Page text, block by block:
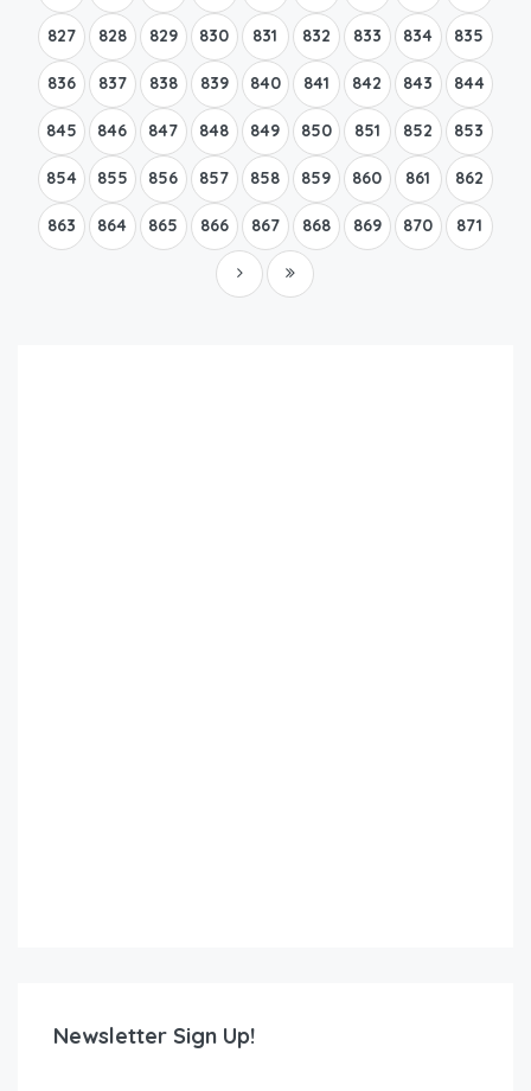
827 828 829 830 831 832 833 834 835
836 837 838 839 840 841 842 843 844
845 846 847 848 849 850 851 852 853
854 855 856 857 858 859 860 861 862
863 864 865 866 867 868 869 870 871
Newsletter Sign Up!